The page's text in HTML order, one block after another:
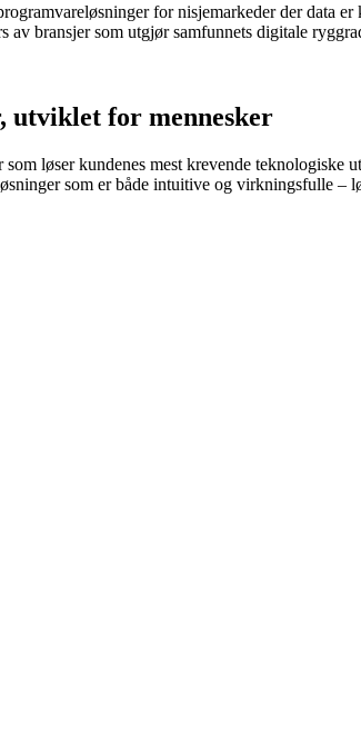
for nisjemarkeder der data
av bransjer som utgjør samfunnets digitale
utviklet for mennesker
som løser kundenes mest krevende
som er både intuitive og virkningsfulle –